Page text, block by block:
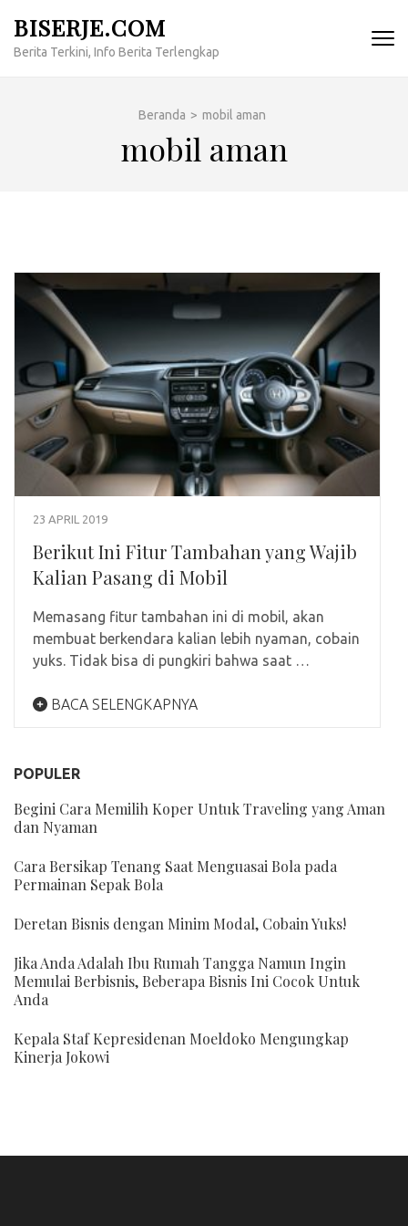
konten
BISERJE.COM
Berita Terkini, Info Berita Terlengkap
Beranda > mobil aman
mobil aman
23 APRIL 2019
Berikut Ini Fitur Tambahan yang Wajib
Kalian Pasang di Mobil
Memasang fitur tambahan ini di mobil, akan
membuat berkendara kalian lebih nyaman, cobain
yuks. Tidak bisa di pungkiri bahwa saat …
BACA SELENGKAPNYA
POPULER
Begini Cara Memilih Koper Untuk Traveling yang Aman
dan Nyaman
Cara Bersikap Tenang Saat Menguasai Bola pada
Permainan Sepak Bola
Deretan Bisnis dengan Minim Modal, Cobain Yuks!
Jika Anda Adalah Ibu Rumah Tangga Namun Ingin
Memulai Berbisnis, Beberapa Bisnis Ini Cocok Untuk
Anda
Kepala Staf Kepresidenan Moeldoko Mengungkap
Kinerja Jokowi